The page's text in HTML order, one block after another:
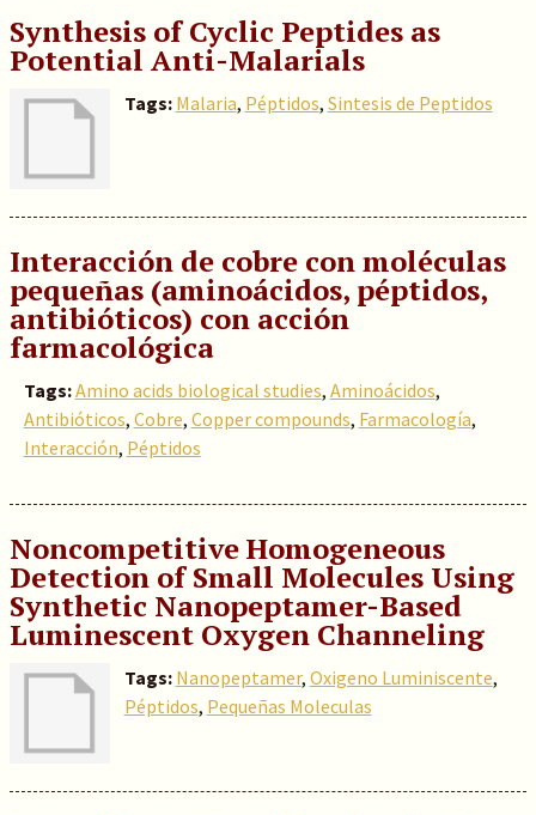
Synthesis of Cyclic Peptides as
Potential Anti-Malarials
Tags: Malaria, Péptidos, Sintesis de Peptidos
Interacción de cobre con moléculas
pequeñas (aminoácidos, péptidos,
antibióticos) con acción
farmacológica
Tags:Amino acids biological studies, Aminoácidos,
Antibióticos, Cobre, Copper compounds, Farmacología,
Interacción, Péptidos
Noncompetitive Homogeneous
Detection of Small Molecules Using
Synthetic Nanopeptamer-Based
Luminescent Oxygen Channeling
Tags: Nanopeptamer, Oxigeno Luminiscente,
Péptidos, Pequeñas Moleculas